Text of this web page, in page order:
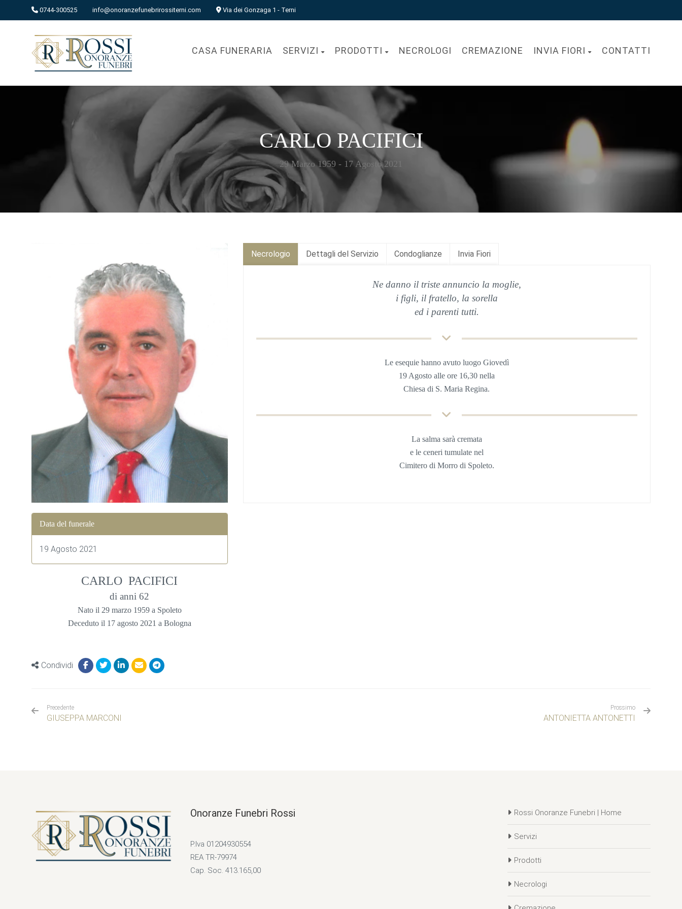
0744-300525 info@onoranzefunebrirossiterni.com Via dei Gonzaga 1 - Terni
CASA FUNERARIA SERVIZI PRODOTTI NECROLOGI CREMAZIONE INVIA FIORI CONTATTI
CARLO PACIFICI
29 Marzo 1959 - 17 Agosto 2021
Data del funerale
19 Agosto 2021
CARLO PACIFICI
di anni 62
Nato il 29 marzo 1959 a Spoleto
Deceduto il 17 agosto 2021 a Bologna
Condividi
Necrologio Dettagli del Servizio Condoglianze Invia Fiori
Ne danno il triste annuncio la moglie,
i figli, il fratello, la sorella
ed i parenti tutti.
Le esequie hanno avuto luogo Giovedì
19 Agosto alle ore 16,30 nella
Chiesa di S. Maria Regina.
La salma sarà cremata
e le ceneri tumulate nel
Cimitero di Morro di Spoleto.
Precedente
GIUSEPPA MARCONI
Prossimo
ANTONIETTA ANTONETTI
Onoranze Funebri Rossi
P.Iva 01204930554
REA TR-79974
Cap. Soc. 413.165,00
Rossi Onoranze Funebri | Home
Servizi
Prodotti
Necrologi